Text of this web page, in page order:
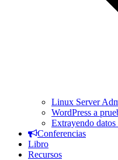
Linux Server
WordPress a
Extrayendo
Conferencias
Libro
Recursos